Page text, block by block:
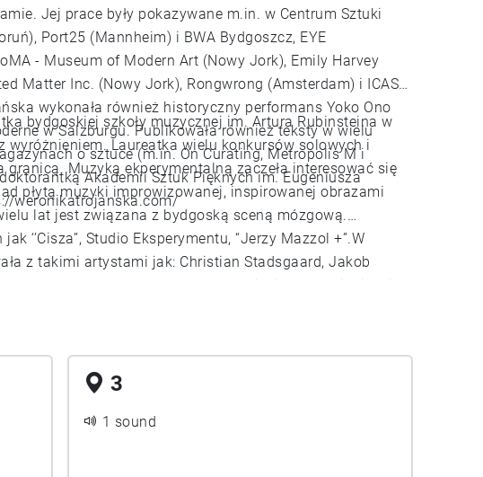
Jej prace były pokazywane m.in. w Centrum Sztuki
Port25 (Mannheim) i BWA Bydgoszcz, EYE
- Museum of Modern Art (Nowy Jork), Emily Harvey
Matter Inc. (Nowy Jork), Rongwrong (Amsterdam) i ICAS
wykonała również historyczny performans Yoko Ono
w Salzburgu. Publikowała również teksty w wielu
o sztuce (m.in. On Curating, Metropolis M i
Akademii Sztuk Pięknych im. Eugeniusza
weronikatrojanska.com/
bydgoskiej szkoły muzycznej im. Artura Rubinsteina w
wyróżnieniem. Laureatka wielu konkursów solowych i
granicą. Muzyką ekperymentalną zaczeła interesować się
płytą muzyki improwizowanej, inspirowanej obrazami
lat jest związana z bydgoską sceną mózgową.
‘’Cisza’’, Studio Eksperymentu, “Jerzy Mazzol +”.W
z takimi artystami jak: Christian Stadsgaard, Jakob
Grygor, Paweł Knorps, Tomasz Pawlicki, Max Gwińciński.
3
1 sound